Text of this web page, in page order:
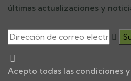
últimas actualizaciones y
Acepto todas las condiciones